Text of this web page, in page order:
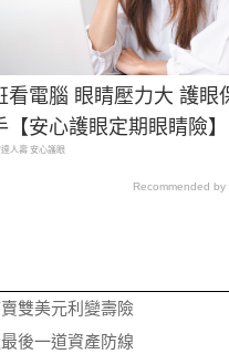
看電腦 眼睛壓力大 護眼
【安心護眼定期眼睛險】
人壽 安心護眼
Recommended by
雙美元利變壽險
後一道資產防線